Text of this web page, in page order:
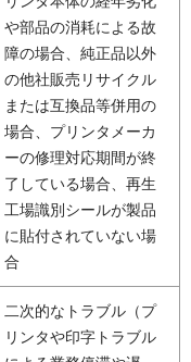
や部品の消耗による故
障の場合、純正品以外
の他社販売リサイクル
または互換品等併用の
場合、プリンタメーカ
ーの修理対応期間が終
了している場合、再生
工場識別シールが製品
に貼付されていない場
合
二次的なトラブル（プ
リンタや印字トラブル